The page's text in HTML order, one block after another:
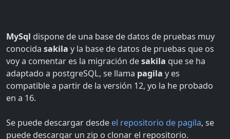
MySql dispone de una base de datos de pruebas muy
conocida sakila y la base de datos de pruebas que os
voy a comentar es la migración desakila que se ha
adaptado a postgreSQL, se llama pagila y es
compatible a partir de la versión 12, yo la he probado
en a 16.
Se puede descargar desde el repositorio de pagila, se
puede descargar un zip o clonar el repositorio.